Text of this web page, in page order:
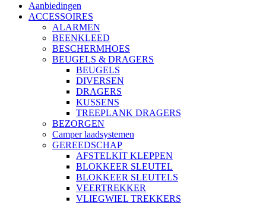
Aanbiedingen
ACCESSOIRES
ALARMEN
BEENKLEED
BESCHERMHOES
BEUGELS & DRAGERS
BEUGELS
DIVERSEN
DRAGERS
KUSSENS
TREEPLANK DRAGERS
BEZORGEN
Camper laadsystemen
GEREEDSCHAP
AFSTELKIT KLEPPEN
BLOKKEER SLEUTEL
BLOKKEER SLEUTELS
VEERTREKKER
VLIEGWIEL TREKKERS